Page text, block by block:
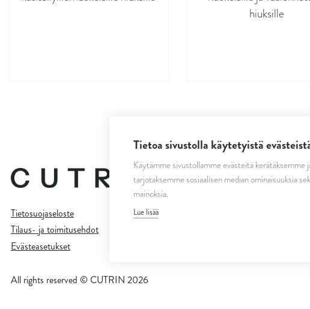
hiuksille
Tietosuojaseloste
Tilaus- ja toimitusehdot
Evästeasetukset
All rights reserved © CUTRIN 2026
Tietoa sivustolla käytetyistä
Käytämme sivustollamme evästeitä
tarjotaksemme sosiaalisen median ominaisuuksia
mainoksia.
Lue lisää